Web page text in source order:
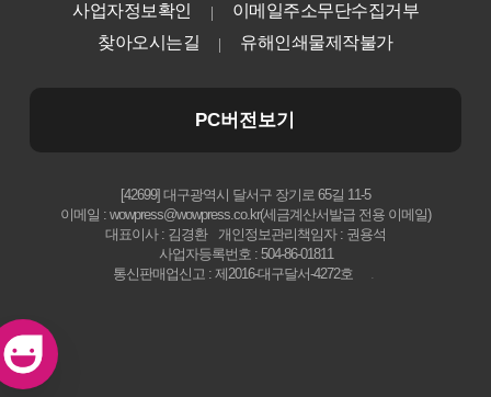
사업자정보확인
이메일주소무단수집거부
찾아오시는길
유해인쇄물제작불가
PC버전보기
[42699] 대구광역시 달서구 장기로 65길 11-5
이메일 : wowpress@wowpress.co.kr(세금계산서발급 전용 이메일)
대표이사 : 김경환
개인정보관리책임자 : 권용석
사업자등록번호 : 504-86-01811
통신판매업신고 : 제2016-대구달서-4272호